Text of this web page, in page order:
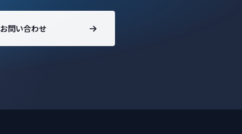
お問い合わせ